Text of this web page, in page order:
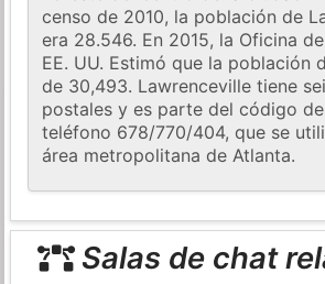
censo de 2010, la población de
era 28.546. En 2015, la Oficina
EE. UU. Estimó que la población
de 30,493. Lawrenceville tiene
postales y es parte del código
teléfono 678/770/404, que se
área metropolitana de Atlanta.
Salas de chat